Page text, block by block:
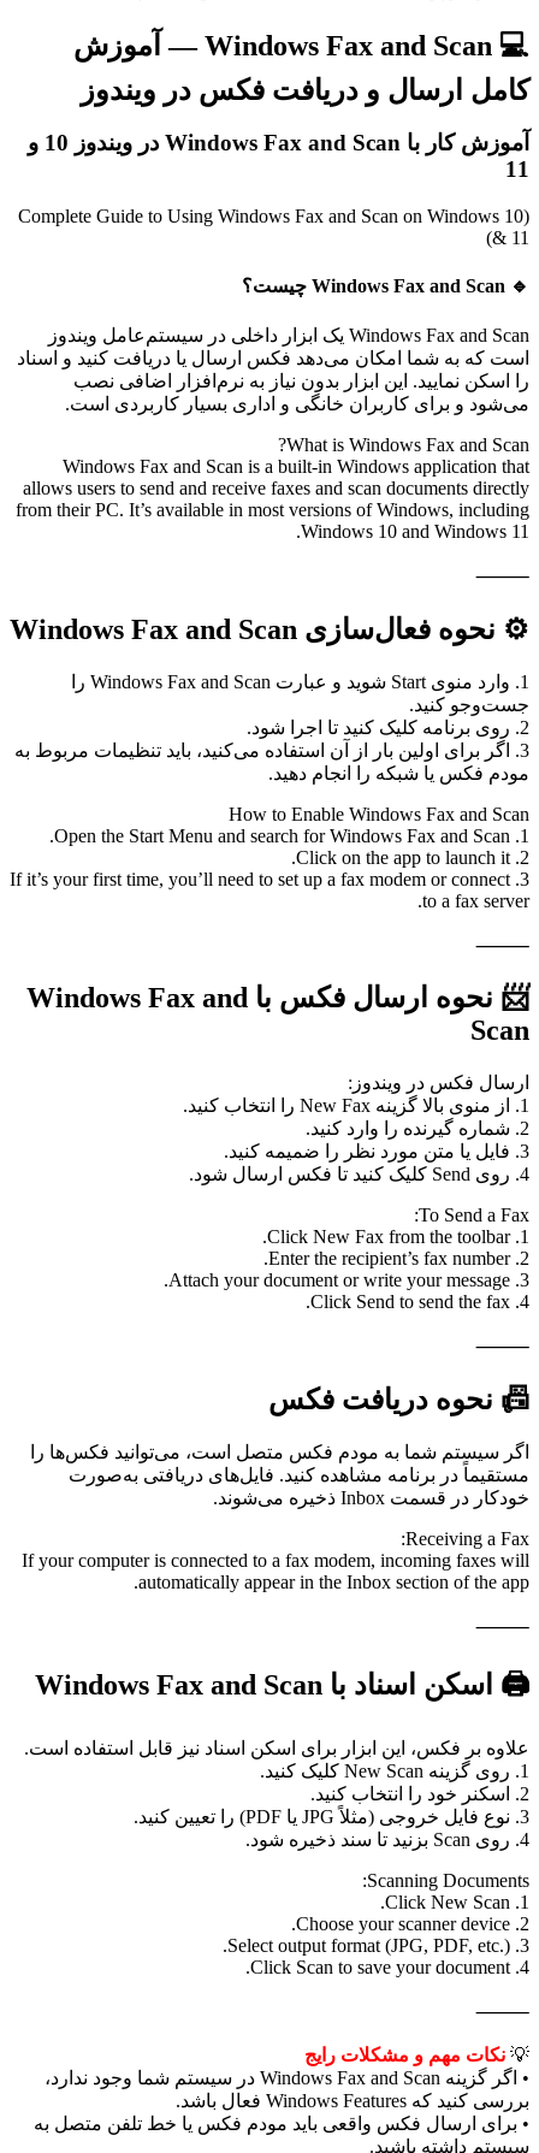
💻 Windows Fax and Scan — آموزش
کامل ارسال و دریافت فکس در ویندوز
آموزش کار با Windows Fax and Scan در ویندوز 10 و
11
(Complete Guide to Using Windows Fax and Scan on Windows 10
& 11)
🔹 Windows Fax and Scan چیست؟
Windows Fax and Scan یک ابزار داخلی در سیستم‌عامل ویندوز
است که به شما امکان می‌دهد فکس ارسال یا دریافت کنید و اسناد
را اسکن نمایید. این ابزار بدون نیاز به نرم‌افزار اضافی نصب
می‌شود و برای کاربران خانگی و اداری بسیار کاربردی است.
What is Windows Fax and Scan?
Windows Fax and Scan is a built-in Windows application that
allows users to send and receive faxes and scan documents directly
from their PC. It’s available in most versions of Windows, including
Windows 10 and Windows 11.
⸻
⚙️ نحوه فعال‌سازی Windows Fax and Scan
1. وارد منوی Start شوید و عبارت Windows Fax and Scan را
جست‌وجو کنید.
2. روی برنامه کلیک کنید تا اجرا شود.
3. اگر برای اولین بار از آن استفاده می‌کنید، باید تنظیمات مربوط به
مودم فکس یا شبکه را انجام دهید.
How to Enable Windows Fax and Scan
1. Open the Start Menu and search for Windows Fax and Scan.
2. Click on the app to launch it.
3. If it’s your first time, you’ll need to set up a fax modem or connect
to a fax server.
⸻
📨 نحوه ارسال فکس با Windows Fax and
Scan
ارسال فکس در ویندوز:
1. از منوی بالا گزینه New Fax را انتخاب کنید.
2. شماره گیرنده را وارد کنید.
3. فایل یا متن مورد نظر را ضمیمه کنید.
4. روی Send کلیک کنید تا فکس ارسال شود.
To Send a Fax:
1. Click New Fax from the toolbar.
2. Enter the recipient’s fax number.
3. Attach your document or write your message.
4. Click Send to send the fax.
⸻
📠 نحوه دریافت فکس
اگر سیستم شما به مودم فکس متصل است، می‌توانید فکس‌ها را
مستقیماً در برنامه مشاهده کنید. فایل‌های دریافتی به‌صورت
خودکار در قسمت Inbox ذخیره می‌شوند.
Receiving a Fax:
If your computer is connected to a fax modem, incoming faxes will
automatically appear in the Inbox section of the app.
⸻
🖨️ اسکن اسناد با Windows Fax and Scan
علاوه بر فکس، این ابزار برای اسکن اسناد نیز قابل استفاده است.
1. روی گزینه New Scan کلیک کنید.
2. اسکنر خود را انتخاب کنید.
3. نوع فایل خروجی (مثلاً JPG یا PDF) را تعیین کنید.
4. روی Scan بزنید تا سند ذخیره شود.
Scanning Documents:
1. Click New Scan.
2. Choose your scanner device.
3. Select output format (JPG, PDF, etc.).
4. Click Scan to save your document.
⸻
💡 نکات مهم و مشکلات رایج
• اگر گزینه Windows Fax and Scan در سیستم شما وجود ندارد،
بررسی کنید که Windows Features فعال باشد.
• برای ارسال فکس واقعی باید مودم فکس یا خط تلفن متصل به
سیستم داشته باشید.